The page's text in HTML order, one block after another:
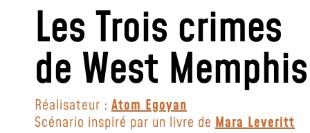
Les Trois crimes
de West Memphis
Réalisateur : Atom Egoyan
Scénario inspiré par un livre de Mara Leveritt